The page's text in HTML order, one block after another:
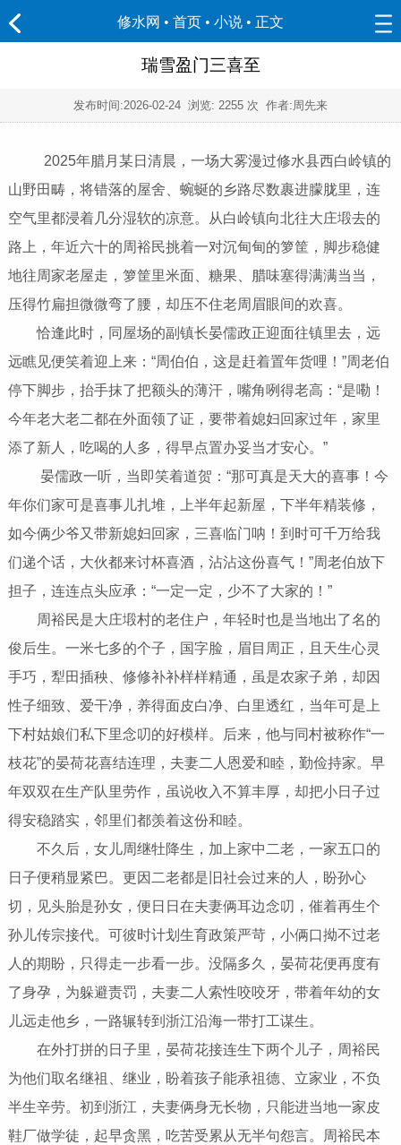
修水网 • 首页 • 小说 • 正文
瑞雪盈门三喜至
发布时间:2026-02-24 浏览: 2255 次 作者:周先来
2025年腊月某日清晨，一场大雾漫过修水县西白岭镇的
山野田畴，将错落的屋舍、蜿蜒的乡路尽数裹进朦胧里，连
空气里都浸着几分湿软的凉意。从白岭镇向北往大庄塅去的
路上，年近六十的周裕民挑着一对沉甸甸的箩筐，脚步稳健
地往周家老屋走，箩筐里米面、糖果、腊味塞得满满当当，
压得竹扁担微微弯了腰，却压不住老周眉眼间的欢喜。
恰逢此时，同屋场的副镇长晏儒政正迎面往镇里去，远
远瞧见便笑着迎上来：“周伯伯，这是赶着置年货哩！”周老伯
停下脚步，抬手抹了把额头的薄汗，嘴角咧得老高：“是嘞！
今年老大老二都在外面领了证，要带着媳妇回家过年，家里
添了新人，吃喝的人多，得早点置办妥当才安心。”
晏儒政一听，当即笑着道贺：“那可真是天大的喜事！今
年你们家可是喜事儿扎堆，上半年起新屋，下半年精装修，
如今俩少爷又带新媳妇回家，三喜临门呐！到时可千万给我
们递个话，大伙都来讨杯喜酒，沾沾这份喜气！”周老伯放下
担子，连连点头应承：“一定一定，少不了大家的！”
周裕民是大庄塅村的老住户，年轻时也是当地出了名的
俊后生。一米七多的个子，国字脸，眉目周正，且天生心灵
手巧，犁田插秧、修修补补样样精通，虽是农家子弟，却因
性子细致、爱干净，养得面皮白净、白里透红，当年可是上
下村姑娘们私下里念叨的好模样。后来，他与同村被称作“一
枝花”的晏荷花喜结连理，夫妻二人恩爱和睦，勤俭持家。早
年双双在生产队里劳作，虽说收入不算丰厚，却把小日子过
得安稳踏实，邻里们都羡着这份和睦。
不久后，女儿周继牡降生，加上家中二老，一家五口的
日子便稍显紧巴。更因二老都是旧社会过来的人，盼孙心
切，见头胎是孙女，便日日在夫妻俩耳边念叨，催着再生个
孙儿传宗接代。可彼时计划生育政策严苛，小俩口拗不过老
人的期盼，只得走一步看一步。没隔多久，晏荷花便再度有
了身孕，为躲避责罚，夫妻二人索性咬咬牙，带着年幼的女
儿远走他乡，一路辗转到浙江沿海一带打工谋生。
在外打拼的日子里，晏荷花接连生下两个儿子，周裕民
为他们取名继祖、继业，盼着孩子能承祖德、立家业，不负
半生辛劳。初到浙江，夫妻俩身无长物，只能进当地一家皮
鞋厂做学徒，起早贪黑，吃苦受累从无半句怨言。周裕民本